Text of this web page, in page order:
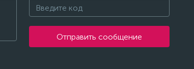
Отправить сообщение